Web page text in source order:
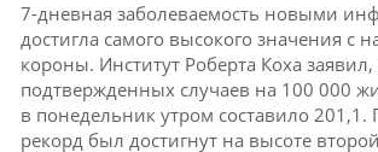
7-дневная заболеваемость новыми
достигла самого высокого значения с
короны. Институт Роберта Коха
подтвержденных случаев на 100 000
в понедельник утром составило 201,1.
рекорд был достигнут на высоте